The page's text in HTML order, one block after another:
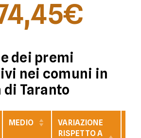
dei premi
nei comuni in
Taranto
MEDIO
VARIAZIONE
RISPETTO A